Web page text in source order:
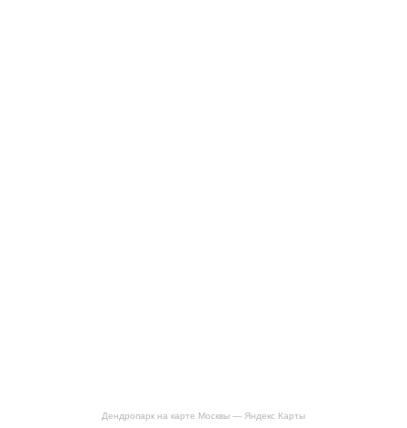
Дендропарк на карте Москвы — Яндекс Карты